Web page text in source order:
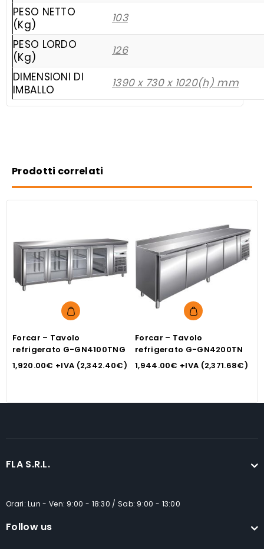
PESO NETTO
(Kg)
103
PESO LORDO
(Kg)
126
DIMENSIONI DI
IMBALLO
1390 x 730 x 1020(h) mm
Prodotti correlati
Forcar – Tavolo
refrigerato G-GN4100TNG
1,920.00€ +IVA (2,342.40€)
Forcar – Tavolo
refrigerato G-GN4200TN
1,944.00€ +IVA (2,371.68€)
FLA S.R.L.
Orari: Lun - Ven: 9:00 - 18:30 / Sab: 9:00 - 13:00
Follow us